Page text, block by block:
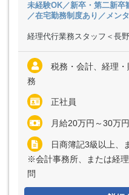
未経験OK／新卒・第二新卒
／在宅勤務制度あり／メン
経理代行業務スタッフ＜長
税務・会計、経理
務
正社員
月給20万円～30万円 ※経験・能力
日商簿記3級以上、
※会計事務所、または経
問